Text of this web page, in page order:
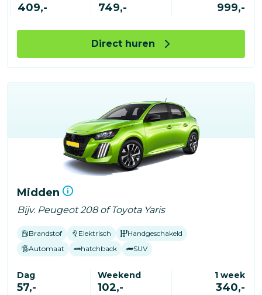
409,- 749,- 999,-
Direct huren
Midden
Bijv. Peugeot 208 of Toyota Yaris
Brandstof Elektrisch
Handgeschakeld
Automaat
hatchback SUV
Dag
57,-
Weekend
102,-
1 week
340,-